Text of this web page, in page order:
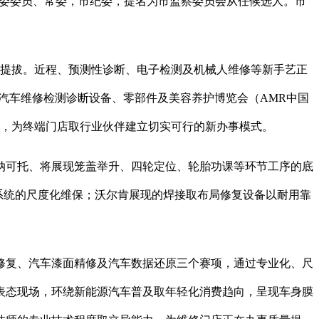
。近程、预测性诊断、电子检测及机械人维修等新手艺正
维修检测诊断设备、零部件及美容养护博览会（AMR中国
为终端门店取行业伙伴建立切实可行的新办事模式。
托、将展现笼盖举升、四轮定位、轮胎功课等环节工序的底
的尺度化维保；沃尔肯展现的焊接取布局修复设备以耐用靠
汽车漆面精修及汽车数据还原三个赛项，通过专业化、尺
现场，环绕新能源汽车普及取年轻化消费趋向，呈现车身膜